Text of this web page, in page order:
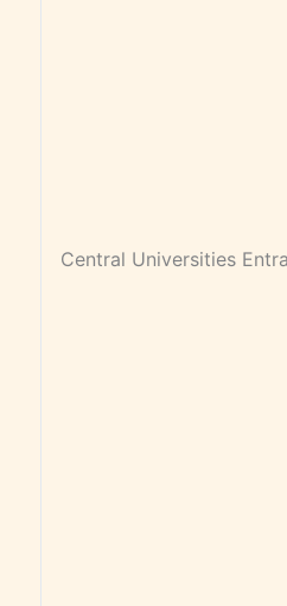
Central Universities